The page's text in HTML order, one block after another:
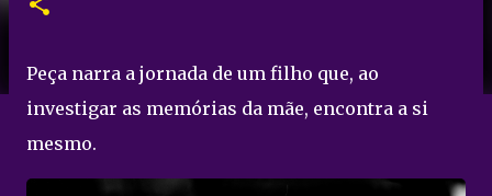
Peça narra a jornada de um filho que, ao
investigar as memórias da mãe, encontra a si
mesmo.